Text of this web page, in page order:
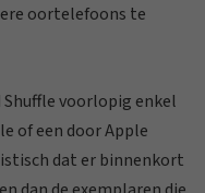
oortelefoons te
voorlopig enkel
of een door Apple
dat er binnenkort